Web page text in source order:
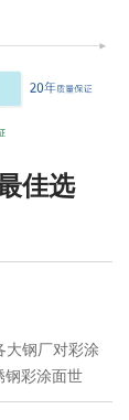
佳选
大钢厂对彩涂
钢彩涂面世
别都有了很大